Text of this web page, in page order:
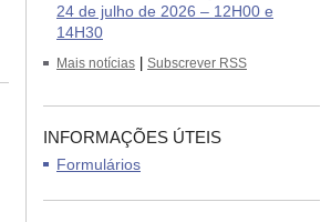
24 de julho de 2026 – 12H00 e
14H30
Mais notícias Subscrever RSS
INFORMAÇÕES ÚTEIS
Formulários